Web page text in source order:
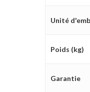
Unité
Poids (kg)
Garantie